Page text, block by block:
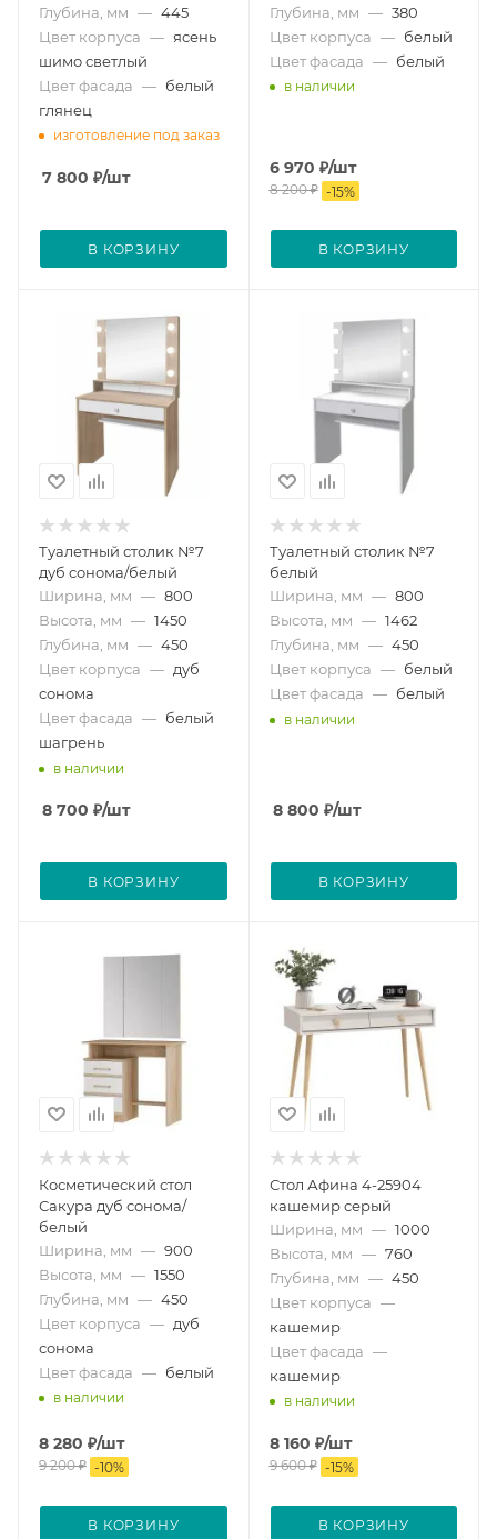
Глубина, мм — 445
Цвет корпуса — ясень
шимо светлый
Цвет фасада — белый
глянец
изготовление под заказ
7 800 ₽/шт
В КОРЗИНУ
Глубина, мм — 380
Цвет корпуса — белый
Цвет фасада — белый
в наличии
6 970 ₽/шт
8 200₽ -15%
В КОРЗИНУ
Туалетный столик №7
дуб сонома/белый
Ширина, мм — 800
Высота, мм — 1450
Глубина, мм — 450
Цвет корпуса — дуб
сонома
Цвет фасада — белый
шагрень
в наличии
8 700 ₽/шт
В КОРЗИНУ
Туалетный столик №7
белый
Ширина, мм — 800
Высота, мм — 1462
Глубина, мм — 450
Цвет корпуса — белый
Цвет фасада — белый
в наличии
8 800 ₽/шт
В КОРЗИНУ
Косметический стол
Сакура дуб сонома/
белый
Ширина, мм — 900
Высота, мм — 1550
Глубина, мм — 450
Цвет корпуса — дуб
сонома
Цвет фасада — белый
в наличии
8 280 ₽/шт
9 200₽ -10%
В КОРЗИНУ
Стол Афина 4-25904
кашемир серый
Ширина, мм — 1000
Высота, мм — 760
Глубина, мм — 450
Цвет корпуса —
кашемир
Цвет фасада —
кашемир
в наличии
8 160 ₽/шт
9 600₽ -15%
В КОРЗИНУ